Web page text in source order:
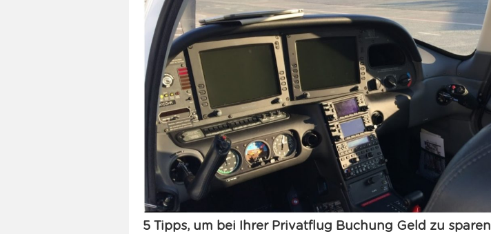
5 Tipps, um bei Ihrer Privatflug Buchung Geld zu sparen